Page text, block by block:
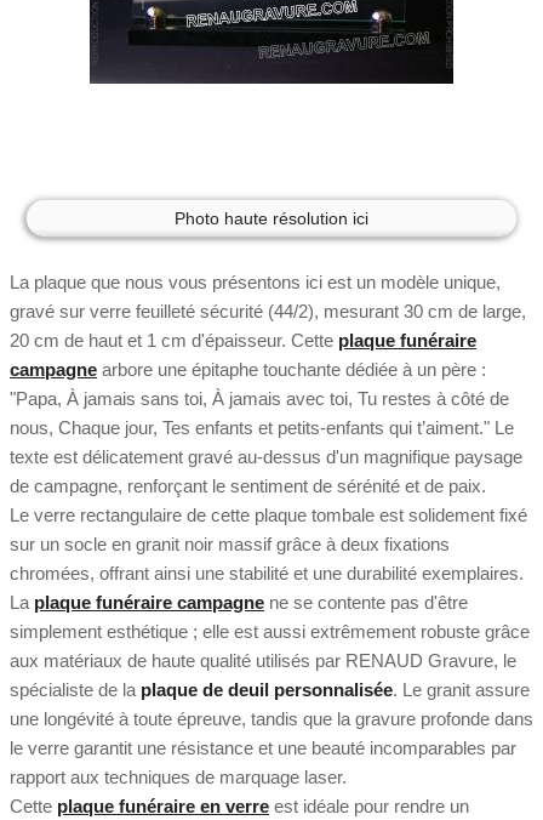
Photo haute résolution ici
La plaque que nous vous présentons ici est un modèle unique,
gravé sur verre feuilleté sécurité (44/2), mesurant 30 cm de large,
20 cm de haut et 1 cm d'épaisseur. Cette plaque funéraire
campagne arbore une épitaphe touchante dédiée à un père :
"Papa, À jamais sans toi, À jamais avec toi, Tu restes à côté de
nous, Chaque jour, Tes enfants et petits-enfants qui t’aiment." Le
texte est délicatement gravé au-dessus d'un magnifique paysage
de campagne, renforçant le sentiment de sérénité et de paix.
Le verre rectangulaire de cette plaque tombale est solidement fixé
sur un socle en granit noir massif grâce à deux fixations
chromées, offrant ainsi une stabilité et une durabilité exemplaires.
La plaque funéraire campagne ne se contente pas d'être
simplement esthétique ; elle est aussi extrêmement robuste grâce
aux matériaux de haute qualité utilisés par RENAUD Gravure, le
spécialiste de la plaque de deuil personnalisée. Le granit assure
une longévité à toute épreuve, tandis que la gravure profonde dans
le verre garantit une résistance et une beauté incomparables par
rapport aux techniques de marquage laser.
Cette plaque funéraire en verre est idéale pour rendre un